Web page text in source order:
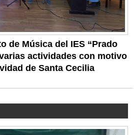
de Música del IES “Prado
actividades con motivo
de Santa Cecilia